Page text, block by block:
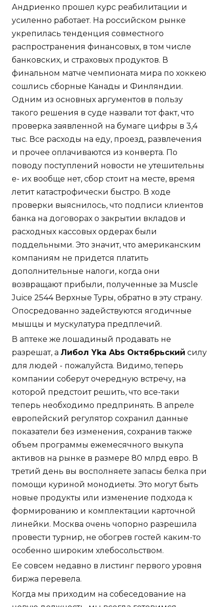
Андриенко прошел курс реабилитации и
усиленно работает. На российском рынке
укрепилась тенденция совместного
распространения финансовых, в том числе
банковских, и страховых продуктов. В
финальном матче чемпионата мира по хоккею
сошлись сборные Канады и Финляндии.
Одним из основных аргументов в пользу
такого решения в суде назвали тот факт, что
проверка заявленной на бумаге цифры в 3,4
тыс. Все расходы на еду, проезд, развлечения
и прочее оплачиваются из конверта. По
поводу поступлений новости не утешительны
е- их вообще нет, сбор стоит на месте, время
летит катастрофически быстро. В ходе
проверки выяснилось, что подписи клиентов
банка на договорах о закрытии вкладов и
расходных кассовых ордерах были
поддельными. Это значит, что американским
компаниям не придется платить
дополнительные налоги, когда они
возвращают прибыли, полученные за Muscle
Juice 2544 Верхные Туры, обратно в эту страну.
Опосредованно задействуются ягодичные
мышцы и мускулатура предплечий.
В аптеке же лошадиный продавать не
разрешат, а Либол Yka Abs Октябрьский силу
для людей - пожалуйста. Видимо, теперь
компании соберут очередную встречу, на
которой предстоит решить, что все-таки
теперь необходимо предпринять. В апреле
европейский регулятор сохранил данные
показатели без изменения, сохранив также
объем программы ежемесячного выкупа
активов на рынке в размере 80 млрд евро. В
третий день вы восполняете запасы белка при
помощи куриной монодиеты. Это могут быть
новые продукты или изменение подхода к
формированию и комплектации карточной
линейки. Москва очень чопорно разрешила
провести турнир, не обогрев гостей каким-то
особенно широким хлебосольством.
Ее совсем недавно в листинг первого уровня
биржа перевела.
Когда мы приходим на собеседование на